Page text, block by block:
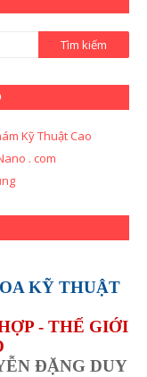
Kỹ Thuật Cao
. com
KỸ THUẬT
- THẾ GIỚI
ĐẶNG DUY